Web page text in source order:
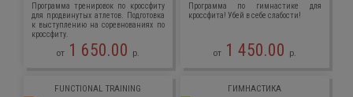
Программа тренировок по кроссфиту
для продвинутых атлетов. Подготовка
к выступлению на соревнованиях по
кроссфиту.
от 1 650.00 р.
Программа по гимнастике для
кроссфита! Убей в себе слабости!
от 1 450.00 р.
FUNCTIONAL TRAINING ГИМНАСТИКА